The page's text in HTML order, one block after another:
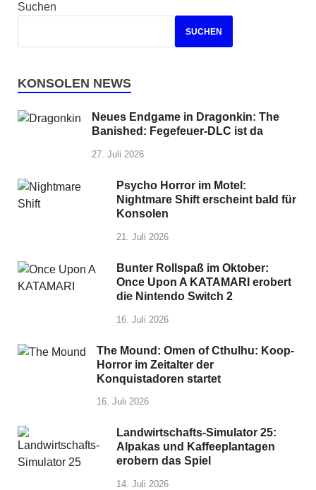
Suchen
SUCHEN
KONSOLEN NEWS
Neues Endgame in Dragonkin: The
Banished: Fegefeuer-DLC ist da
27. Juli 2026
Psycho Horror im Motel:
Nightmare Shift erscheint bald für
Konsolen
21. Juli 2026
Bunter Rollspaß im Oktober:
Once Upon A KATAMARI erobert
die Nintendo Switch 2
16. Juli 2026
The Mound: Omen of Cthulhu: Koop-
Horror im Zeitalter der
Konquistadoren startet
16. Juli 2026
Landwirtschafts-Simulator 25:
Alpakas und Kaffeeplantagen
erobern das Spiel
14. Juli 2026